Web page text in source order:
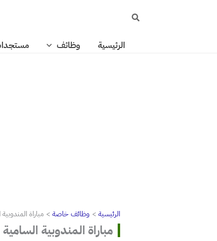
البحث
الرئيسية وظائف
الرئيسية وظائف خاصة مباراة المندوبية
مباراة المندوبية السامية